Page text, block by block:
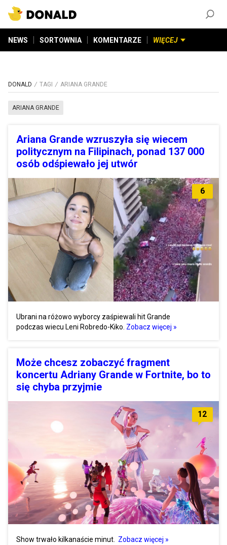
NEWS SORTOWNIA KOMENTARZE WIĘCEJ
DONALD TAGI ARIANA GRANDE
ARIANA GRANDE
Ariana Grande wzruszyła się wiecem
politycznym na Filipinach, ponad 137 000
osób odśpiewało jej utwór
6
Ubrani na różowo wyborcy zaśpiewali hit Grande
podczas wiecu Leni Robredo-Kiko. Zobacz więcej »
Może chcesz zobaczyć fragment
koncertu Adriany Grande w Fortnite, bo to
się chyba przyjmie
12
Show trwało kilkanaście minut. Zobacz więcej »